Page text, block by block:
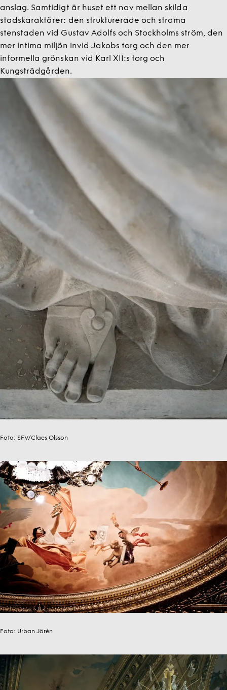
anslag. Samtidigt är huset ett nav mellan skilda
stadskaraktärer: den strukturerade och strama
stenstaden vid Gustav Adolfs och Stockholms ström, den
mer intima miljön invid Jakobs torg och den mer
informella grönskan vid Karl XII:s torg och
Kungsträdgården.
Foto: SFV/Claes Olsson
Foto: Urban Jörén